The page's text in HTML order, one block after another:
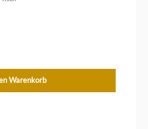
Warenkorb